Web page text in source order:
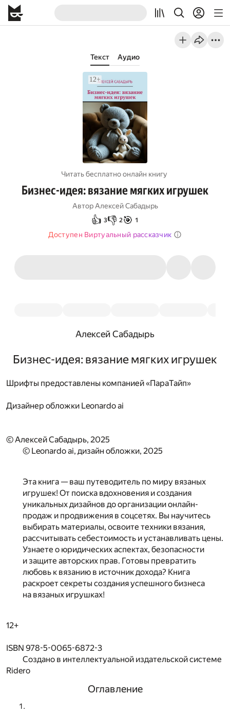
Текст Аудио
Читать бесплатно онлайн книгу
Бизнес-идея: вязание мягких игрушек
Автор Алексей Сабадырь
👍 3👎 2 🎯 1
Доступен Виртуальный рассказчик
Алексей Сабадырь
Бизнес-идея: вязание мягких игрушек
Шрифты предоставлены компанией «ПараТайп»
Дизайнер обложки Leonardo ai
© Алексей Сабадырь, 2025
© Leonardo ai, дизайн обложки, 2025
Эта книга — ваш путеводитель по миру вязаных
игрушек! От поиска вдохновения и создания
уникальных дизайнов до организации онлайн-
продаж и продвижения в соцсетях. Вы научитесь
выбирать материалы, освоите техники вязания,
рассчитывать себестоимость и устанавливать цены.
Узнаете о юридических аспектах, безопасности
и защите авторских прав. Готовы превратить
любовь к вязанию в источник дохода? Книга
раскроет секреты создания успешного бизнеса
на вязаных игрушках!
12+
ISBN 978-5-0065-6872-3
Создано в интеллектуальной издательской системе
Ridero
Оглавление